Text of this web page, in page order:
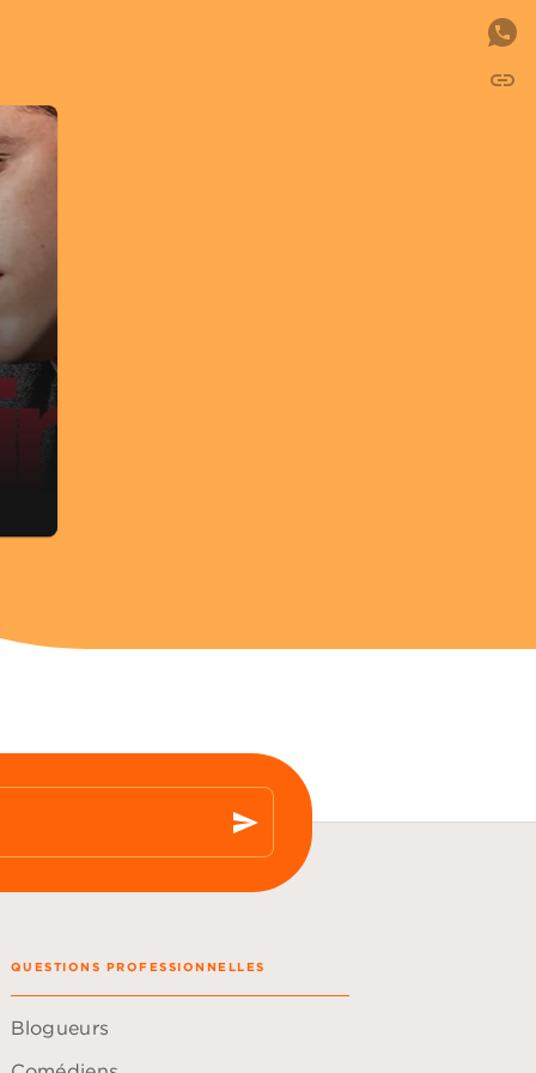
link
send
QUESTIONS PROFESSIONNELLES
Blogueurs